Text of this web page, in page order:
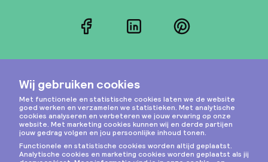
FacebookLinkedInPinterest
Instagram